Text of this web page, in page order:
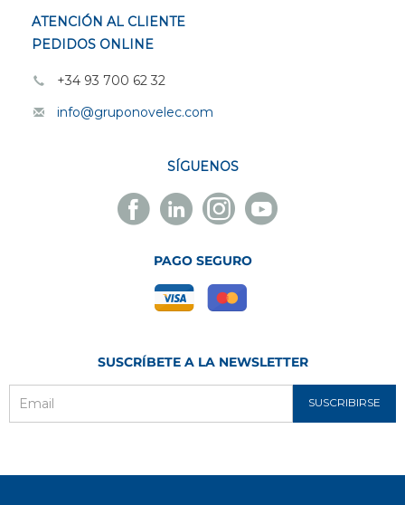
ATENCIÓN AL CLIENTE
PEDIDOS ONLINE
+34 93 700 62 32
info@gruponovelec.com
SÍGUENOS
Facebook
Novelec
Linkedin
Novelec
Instagram
Novelec
Youtube
Novelec
PAGO SEGURO
SUSCRÍBETE A LA NEWSLETTER
SUSCRIBIRSE